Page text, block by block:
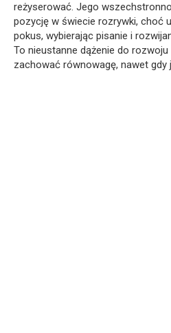
reżyserować. Jego
pozycję w świecie rozrywki, choć
pokus, wybierając pisanie i
To nieustanne dążenie do rozwoju
zachować równowagę, nawet gdy